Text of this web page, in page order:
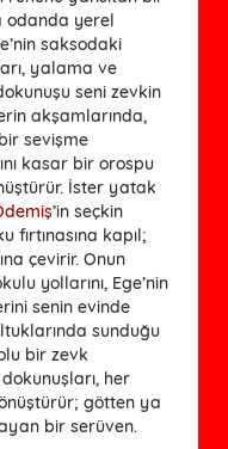
odanda yerel
saksodaki
yalama ve
seni zevkin
akşamlarında,
sevişme
kasar bir orospu
İster yatak
’in seçkin
kapıl;
çevirir. Onun
yollarını, Ege’nin
senin evinde
sunduğu
bir zevk
her
götten ya
bir serüven.